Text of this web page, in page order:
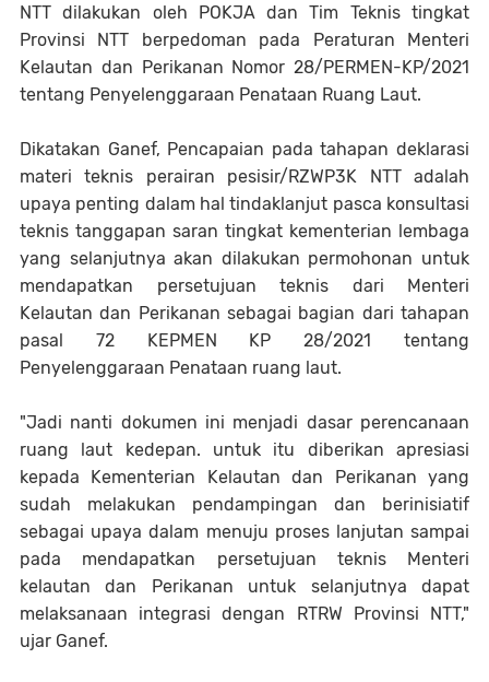
NTT dilakukan oleh POKJA dan Tim Teknis tingkat
Provinsi NTT berpedoman pada Peraturan Menteri
Kelautan dan Perikanan Nomor 28/PERMEN-KP/2021
tentang Penyelenggaraan Penataan Ruang Laut.
Dikatakan Ganef, Pencapaian pada tahapan deklarasi
materi teknis perairan pesisir/RZWP3K NTT adalah
upaya penting dalam hal tindaklanjut pasca konsultasi
teknis tanggapan saran tingkat kementerian lembaga
yang selanjutnya akan dilakukan permohonan untuk
mendapatkan persetujuan teknis dari Menteri
Kelautan dan Perikanan sebagai bagian dari tahapan
pasal 72 KEPMEN KP 28/2021 tentang
Penyelenggaraan Penataan ruang laut.
"Jadi nanti dokumen ini menjadi dasar perencanaan
ruang laut kedepan. untuk itu diberikan apresiasi
kepada Kementerian Kelautan dan Perikanan yang
sudah melakukan pendampingan dan berinisiatif
sebagai upaya dalam menuju proses lanjutan sampai
pada mendapatkan persetujuan teknis Menteri
kelautan dan Perikanan untuk selanjutnya dapat
melaksanaan integrasi dengan RTRW Provinsi NTT,"
ujar Ganef.